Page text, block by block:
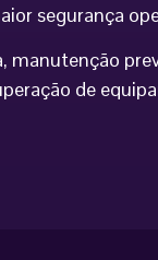
segurança
de